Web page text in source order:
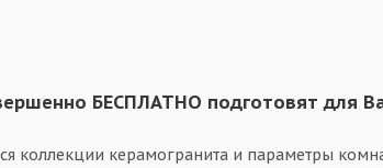
БЕСПЛАТНО подготовят для
коллекции керамогранита и параметры